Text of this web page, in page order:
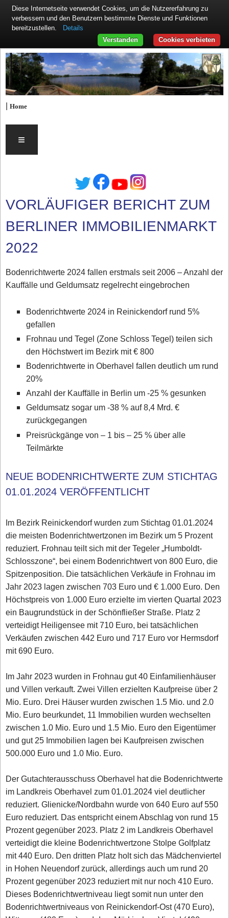
|Home
≡
VORLÄUFIGER BERICHT ZUM
BERLINER IMMOBILIENMARKT
2022
Bodenrichtwerte 2024 fallen erstmals seit 2006 – Anzahl der
Kauffälle und Geldumsatz regelrecht eingebrochen
Bodenrichtwerte 2024 in Reinickendorf rund 5%
gefallen
Frohnau und Tegel (Zone Schloss Tegel) teilen sich
den Höchstwert im Bezirk mit € 800
Bodenrichtwerte in Oberhavel fallen deutlich um rund
20%
Anzahl der Kauffälle in Berlin um -25 % gesunken
Geldumsatz sogar um -38 % auf 8,4 Mrd. €
zurückgegangen
Preisrückgänge von – 1 bis – 25 % über alle
Teilmärkte
NEUE BODENRICHTWERTE ZUM STICHTAG
01.01.2024 VERÖFFENTLICHT
Im Bezirk Reinickendorf wurden zum Stichtag 01.01.2024
die meisten Bodenrichtwertzonen im Bezirk um 5 Prozent
reduziert. Frohnau teilt sich mit der Tegeler „Humboldt-
Schlosszone“, bei einem Bodenrichtwert von 800 Euro, die
Spitzenposition. Die tatsächlichen Verkäufe in Frohnau im
Jahr 2023 lagen zwischen 703 Euro und € 1.000 Euro. Den
Höchstpreis von 1.000 Euro erzielte im vierten Quartal 2023
ein Baugrundstück in der Schönfließer Straße. Platz 2
verteidigt Heiligensee mit 710 Euro, bei tatsächlichen
Verkäufen zwischen 442 Euro und 717 Euro vor Hermsdorf
mit 690 Euro.
Im Jahr 2023 wurden in Frohnau gut 40 Einfamilienhäuser
und Villen verkauft. Zwei Villen erzielten Kaufpreise über 2
Mio. Euro. Drei Häuser wurden zwischen 1.5 Mio. und 2.0
Mio. Euro beurkundet, 11 Immobilien wurden wechselten
zwischen 1.0 Mio. Euro und 1.5 Mio. Euro den Eigentümer
und gut 25 Immobilien lagen bei Kaufpreisen zwischen
500.000 Euro und 1.0 Mio. Euro.
Der Gutachterausschuss Oberhavel hat die Bodenrichtwerte
im Landkreis Oberhavel zum 01.01.2024 viel deutlicher
reduziert. Glienicke/Nordbahn wurde von 640 Euro auf 550
Euro reduziert. Das entspricht einem Abschlag von rund 15
Prozent gegenüber 2023. Platz 2 im Landkreis Oberhavel
verteidigt die kleine Bodenrichtwertzone Stolpe Golfplatz
mit 440 Euro. Den dritten Platz holt sich das Mädchenviertel
in Hohen Neuendorf zurück, allerdings auch um rund 20
Prozent gegenüber 2023 reduziert mit nur noch 410 Euro.
Dieses Bodenrichtwertniveau liegt somit nun unter den
Bodenrichtwertniveaus von Reinickendorf-Ost (470 Euro),
Diese Internetseite verwendet Cookies, um die Nutzererfahrung zu
verbessern und den Benutzern bestimmte Dienste und Funktionen
bereitzustellen.
Details
Cookies verbieten
Verstanden